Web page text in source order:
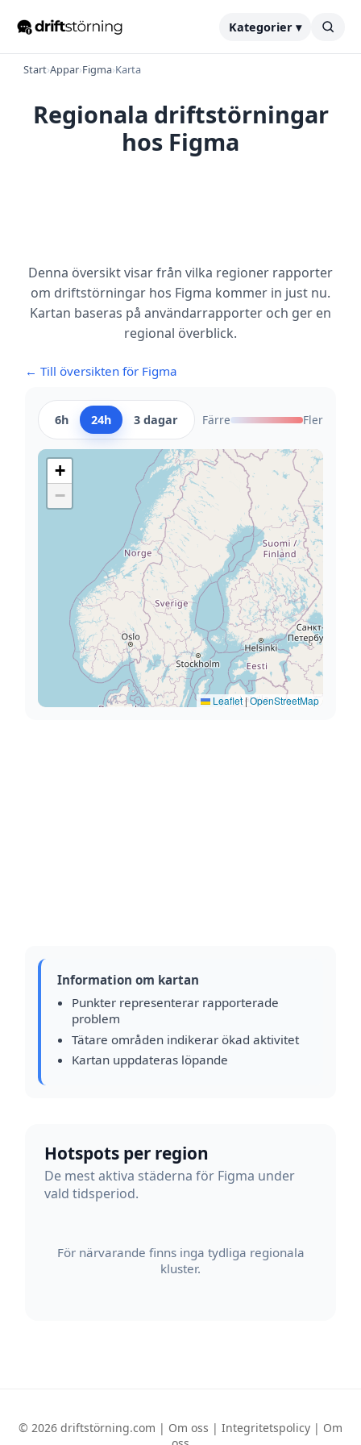
Kategorier ▾
Start›Appar›Figma›Karta
Regionala driftstörningar
hos Figma
Denna översikt visar från vilka regioner rapporter
om driftstörningar hos Figma kommer in just nu.
Kartan baseras på användarrapporter och ger en
regional överblick.
← Till översikten för Figma
6h 24h 3 dagar Färre Fler
+
−
Leaflet|OpenStreetMap
Information om kartan
Punkter representerar rapporterade
problem
Tätare områden indikerar ökad aktivitet
Kartan uppdateras löpande
Hotspots per region
De mest aktiva städerna för Figma under
vald tidsperiod.
För närvarande finns inga tydliga regionala
kluster.
© 2026 driftstörning.com | Om oss | Integritetspolicy | Om